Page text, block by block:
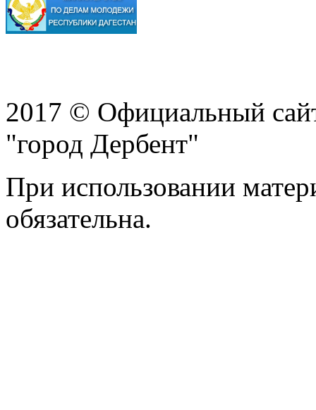
2017 © Официальный
"город Дербент"
При использовании
обязательна.